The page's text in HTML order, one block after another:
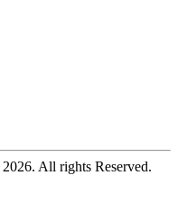
2026. All rights Reserved.